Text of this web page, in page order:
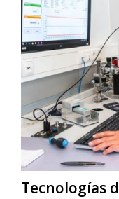
Tecnologías